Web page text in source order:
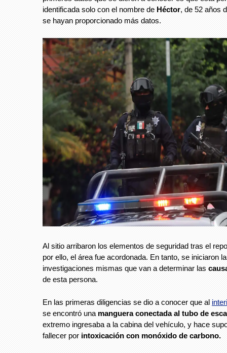
identificada solo con el nombre de Héctor, de 52 años
se hayan proporcionado más datos.
Al sitio arribaron los elementos de seguridad tras el
por ello, el área fue acordonada. En tanto, se iniciaron
investigaciones mismas que van a determinar las
de esta persona.
En las primeras diligencias se dio a conocer que al
se encontró una manguera conectada al tubo de
extremo ingresaba a la cabina del vehículo, y hace
fallecer por intoxicación con monóxido de carbono.